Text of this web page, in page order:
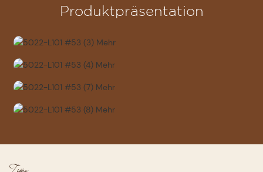
Produktpräsentation